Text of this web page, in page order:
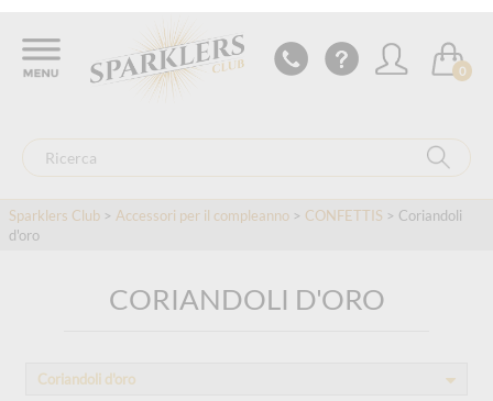
0
Sparklers Club > Accessori per il compleanno > CONFETTIS > Coriandoli
d'oro
CORIANDOLI D'ORO
Coriandoli d'oro